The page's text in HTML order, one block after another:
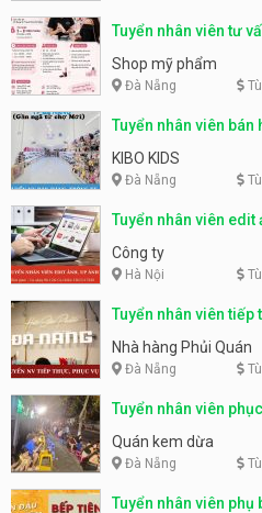
Tuyển nhân viên tư
Shop mỹ phẩm
Đà Nẵng
Tuyển nhân viên
KIBO KIDS
Đà Nẵng
Tuyển nhân viên
Công ty
Hà Nội
Tuyển nhân viên tiếp
Nhà hàng Phủi Quán
Đà Nẵng
Tuyển nhân viên
Quán kem dừa
Đà Nẵng
Tuyển nhân viên phụ